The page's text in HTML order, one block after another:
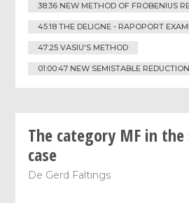
38:36 NEW METHOD OF FROBENIUS
45:18 THE DELIGNE - RAPOPORT
47:25 VASIU'S METHOD
01:00:47 NEW SEMISTABLE REDUCTION
The category MF in
case
De Gerd Faltings